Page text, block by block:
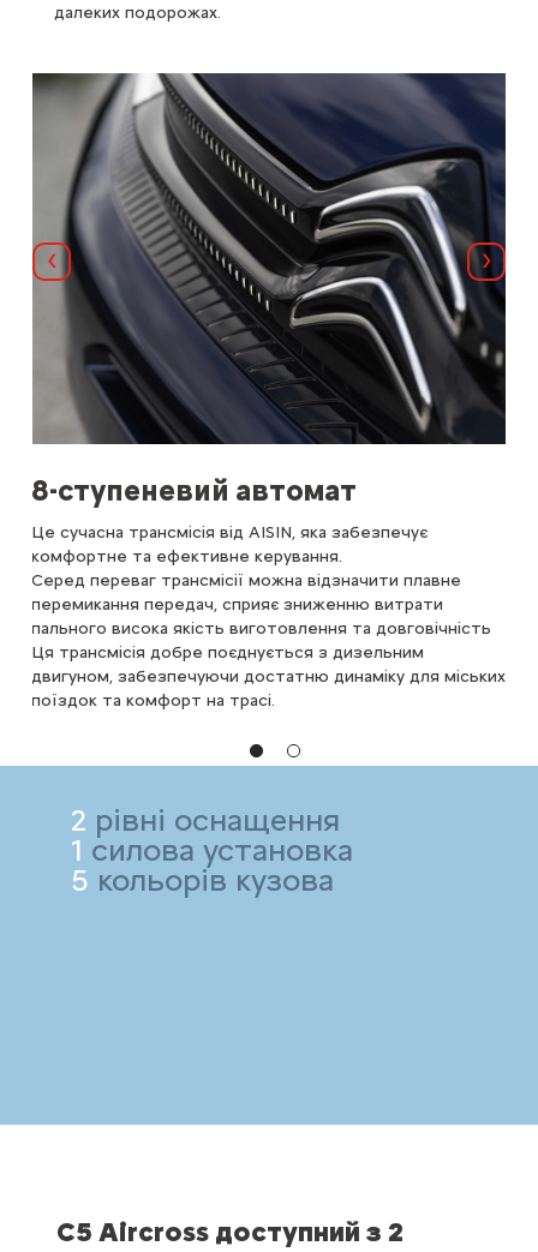
далеких подорожах.
Назад
8-ступеневий автомат
Це сучасна трансмісія від AISIN, яка забезпечує
комфортне та ефективне керування.
Серед переваг трансмісії можна відзначити плавне
перемикання передач, сприяє зниженню витрати
пального висока якість виготовлення та довговічність
Ця трансмісія добре поєднується з дизельним
двигуном, забезпечуючи достатню динаміку для міських
поїздок та комфорт на трасі.
Далі
2 рівні оснащення
1 силова установка
5 кольорів кузова
C5 Aircross доступний з 2